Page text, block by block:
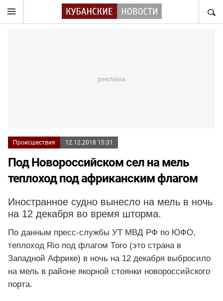
Происшествия 12.12.2018 15:31
Под Новороссийском сел на мель
теплоход под африканским флагом
Иностранное судно вынесло на мель в ночь
на 12 декабря во время шторма.
По данным пресс-службы УТ МВД РФ по ЮФО,
теплоход Rio под флагом Того (это страна в
Западной Африке) в ночь на 12 декабря выбросило
на мель в районе якорной стоянки новороссийского
порта.